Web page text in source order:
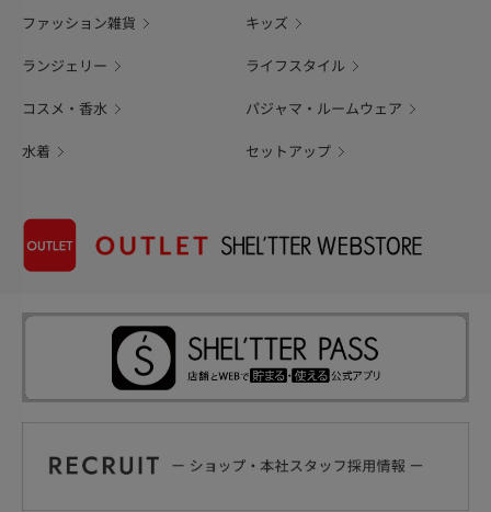
ファッション雑貨 キッズ
ランジェリー ライフスタイル
コスメ・香水 パジャマ・ルームウェア
水着 セットアップ